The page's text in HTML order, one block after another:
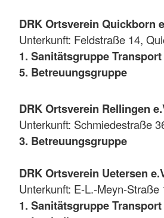
DRK Ortsverein Quickborn
Unterkunft: Feldstraße 14,
1. Sanitätsgruppe Transport
5. Betreuungsgruppe
DRK Ortsverein Rellingen
Unterkunft: Schmiedestraße
3. Betreuungsgruppe
DRK Ortsverein Uetersen
Unterkunft: E-L.-Meyn-Straße
1. Sanitätsgruppe Transport